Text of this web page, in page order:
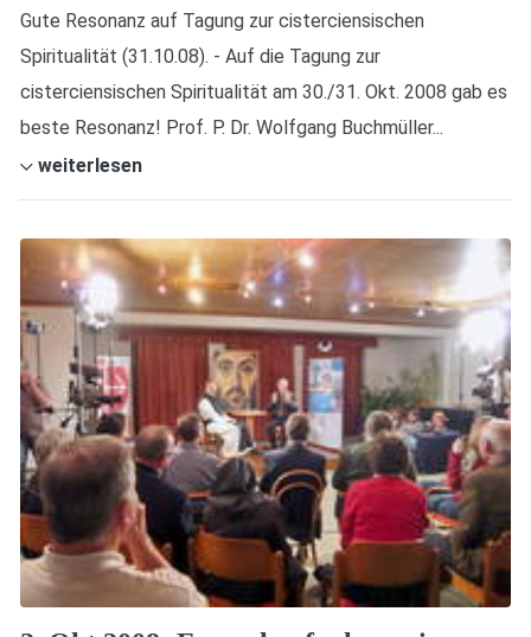
Gute Resonanz auf Tagung zur cisterciensischen
Spiritualität (31.10.08). - Auf die Tagung zur
cisterciensischen Spiritualität am 30./31. Okt. 2008 gab es
beste Resonanz! Prof. P. Dr. Wolfgang Buchmüller...
weiterlesen